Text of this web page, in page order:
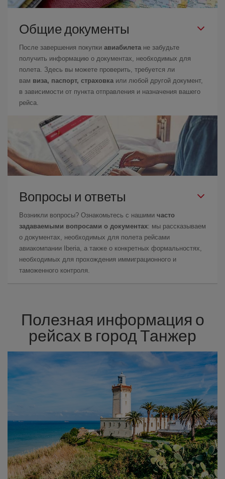
Общие документы
После завершения покупки авиабилета не забудьте
получить информацию о документах, необходимых для
полета. Здесь вы можете проверить, требуется ли
вам виза, паспорт, страховка или любой другой документ,
в зависимости от пункта отправления и назначения вашего
рейса.
Вопросы и ответы
Возникли вопросы? Ознакомьтесь с нашими часто
задаваемыми вопросами о документах: мы рассказываем
о документах, необходимых для полета рейсами
авиакомпании Iberia, а также о конкретных формальностях,
необходимых для прохождения иммиграционного и
таможенного контроля.
Полезная информация о
рейсах в город Танжер